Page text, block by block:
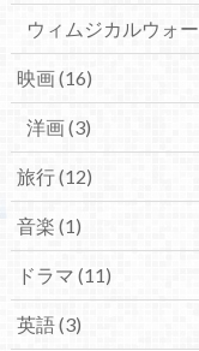
ウィムジカルウォー
映画(16)
洋画(3)
旅行(12)
音楽 (1)
ドラマ (11)
英語(3)